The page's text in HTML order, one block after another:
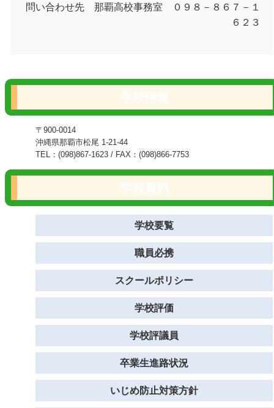
問い合わせ先 那覇高校事務室 ０９８－８６７－１
６２３
〒900-0014
沖縄県那覇市松尾 1-21-44
TEL：(098)867-1623 / FAX：(098)866-7753
学校要覧
職員必携
スクールポリシー
学校評価
学校評議員
卒業生進路状況
いじめ防止対策方針